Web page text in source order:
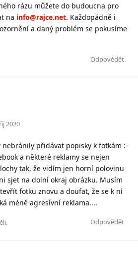
rázu můžete do budoucna pro
na info@rajce.net. Každopádně i
a daný problém se pokusíme
Odpovědět
2020
nebránily přidávat popisky k fotkám :-
a některé reklamy se nejen
tak, že vidím jen horní polovinu
sjet na dolní okraj obrázku. Musím
fotku znovu a doufat, že se k ní
méně agresívní reklama....
Odpovědět